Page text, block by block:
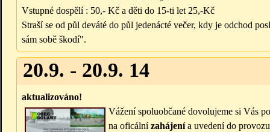
Vstupné dospělí : 50,- Kč a děti do 15-ti let 25,-Kč
Straší se od půl deváté do půl jedenácté večer, kdy je odchod
sám sobě škodí".
20.9. - 20.9. 14
aktualizováno!
Vážení spoluobčané dovolujeme si Vás
na oficálnízahájenía uvedení do provozu